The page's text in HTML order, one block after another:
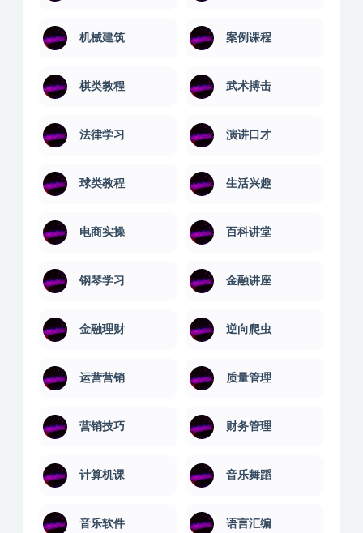
机械建筑 案例课程
棋类教程 武术搏击
法律学习 演讲口才
球类教程 生活兴趣
电商实操 百科讲堂
钢琴学习 金融讲座
金融理财 逆向爬虫
运营营销 质量管理
营销技巧 财务管理
计算机课 音乐舞蹈
音乐软件 语言汇编